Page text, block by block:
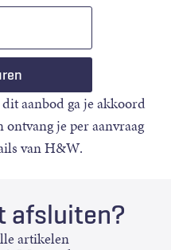
aanbod ga je akkoord
ontvang je per aanvraag
van H&W.
afsluiten?
artikelen